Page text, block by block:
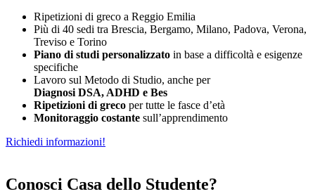
Ripetizioni di greco a Reggio Emilia
Più di 40 sedi tra Brescia, Bergamo, Milano, Padova, Verona,
Treviso e Torino
Piano di studi personalizzato in base a difficoltà e esigenze
specifiche
Lavoro sul Metodo di Studio, anche per
Diagnosi DSA, ADHD e Bes
Ripetizioni di greco per tutte le fasce d’età
Monitoraggio costante sull’apprendimento
Richiedi informazioni!
Conosci Casa dello Studente?